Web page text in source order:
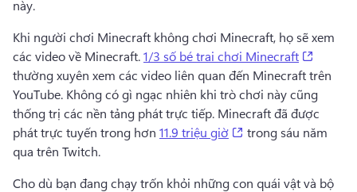
này.
Khi người chơi Minecraft không chơi Minecraft, họ sẽ xem
các video về Minecraft. 1/3 số bé trai chơi Minecraft
thường xuyên xem các video liên quan đến Minecraft trên
YouTube. Không có gì ngạc nhiên khi trò chơi này cũng
thống trị các nền tảng phát trực tiếp. Minecraft đã được
phát trực tuyến trong hơn 11.9 triệu giờ (opens in a new tab)
trong sáu năm
qua trên Twitch.
Cho dù bạn đang chạy trốn khỏi những con quái vật và bộ